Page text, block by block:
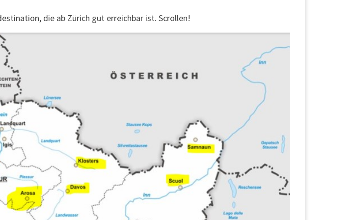
die ab Zürich gut erreichbar ist. Scrollen!